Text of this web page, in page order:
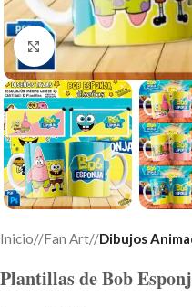
Click to enlarge
Inicio/ Fan Art/ Dibujos
Plantillas de Bob